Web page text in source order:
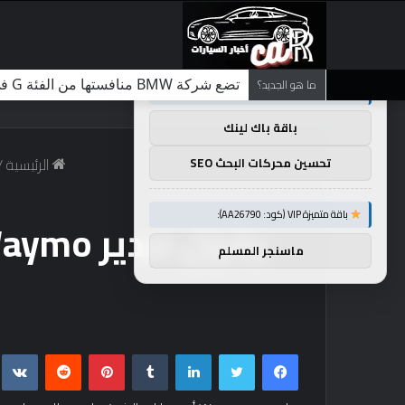
ما هو الجديد؟ تضع شركة BMW منافستها من الفئة G في حالة انتظار مع وصول الرياح المعاكسة في الصين إلى موطنها
الرئيسية
فيسبوكتويتر لينكدإن بينتيريست
توصيات :
باقة متميزة VIP (كود: AA11138):
باقة باك لينك
تحسين محركات البحث SEO
باقة متميزة VIP (كود: AA26790):
ماسنجر المسلم